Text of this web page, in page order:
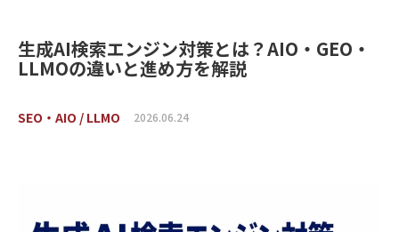
生成AI検索エンジン対策とは？AIO・GEO・
LLMOの違いと進め方を解説
SEO・AIO / LLMO 2026.06.24